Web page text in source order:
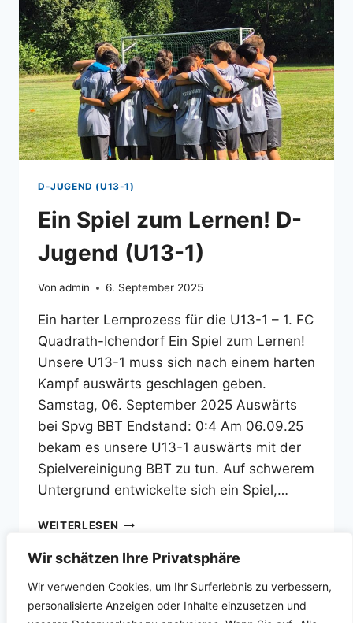
Wir schätzen Ihre Privatsphäre
Wir verwenden Cookies, um Ihr Surferlebnis zu verbessern,
personalisierte Anzeigen oder Inhalte einzusetzen und
D-JUGEND (U13-1)
Ein Spiel zum Lernen! D-
Jugend (U13-1)
Von admin 6. September 2025
Ein harter Lernprozess für die U13-1 – 1. FC
Quadrath-Ichendorf Ein Spiel zum Lernen!
Unsere U13-1 muss sich nach einem harten
Kampf auswärts geschlagen geben.
Samstag, 06. September 2025 Auswärts
bei Spvg BBT Endstand: 0:4 Am 06.09.25
bekam es unsere U13-1 auswärts mit der
Spielvereinigung BBT zu tun. Auf schwerem
Untergrund entwickelte sich ein Spiel,…
WEITERLESENEIN
ZUM
D-
JUGEND
Impressum Datenschutz